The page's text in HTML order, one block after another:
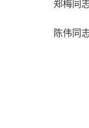
郑梅同
陈伟同